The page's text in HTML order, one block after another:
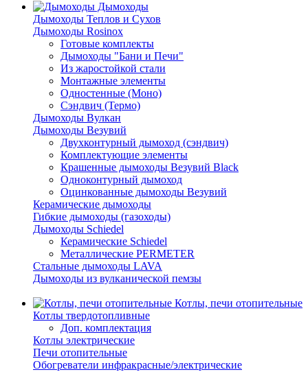
Дымоходы
Дымоходы Теплов и Сухов
Дымоходы Rosinox
Готовые комплекты
Дымоходы "Бани и Печи"
Из жаростойкой стали
Монтажные элементы
Одностенные (Моно)
Сэндвич (Термо)
Дымоходы Вулкан
Дымоходы Везувий
Двухконтурный дымоход (сэндвич)
Комплектующие элементы
Крашенные дымоходы Везувий Black
Одноконтурный дымоход
Оцинкованные дымоходы Везувий
Керамические дымоходы
Гибкие дымоходы (газоходы)
Дымоходы Schiedel
Керамические Schiedel
Металлические PERMETER
Стальные дымоходы LAVA
Дымоходы из вулканической пемзы
Котлы, печи отопительные
Котлы твердотопливные
Доп. комплектация
Котлы электрические
Печи отопительные
Обогреватели инфракрасные/электрические